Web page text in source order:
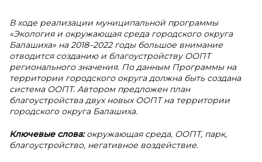
В ходе реализации муниципальной программы
«Экология и окружающая среда городского округа
Балашиха» на 2018–2022 годы большое внимание
отводится созданию и благоустройству ООПТ
регионального значения. По данным Программы на
территории городского округа должна быть создана
система ООПТ. Автором предложен план
благоустройства двух новых ООПТ на территории
городского округа Балашиха.
Ключевые слова:окружающая среда, ООПТ, парк,
благоустройство, негативное воздействие.